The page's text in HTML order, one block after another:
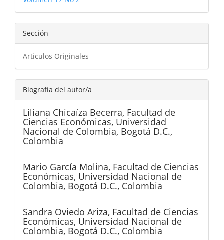
artículo
Sección
Articulos Originales
Biografía del autor/a
Liliana Chicaíza Becerra, Facultad de
Ciencias Económicas, Universidad
Nacional de Colombia, Bogotá D.C.,
Colombia
Mario García Molina, Facultad de Ciencias
Económicas, Universidad Nacional de
Colombia, Bogotá D.C., Colombia
Sandra Oviedo Ariza, Facultad de Ciencias
Económicas, Universidad Nacional de
Colombia, Bogotá D.C., Colombia